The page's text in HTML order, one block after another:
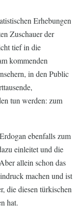
Erhebungen
Zuschauer der
tief in die
kommenden
in den Public
tun werden: zum
ebenfalls zum
einleitet und die
allein schon das
machen und ist
die diesen türkischen
hat.